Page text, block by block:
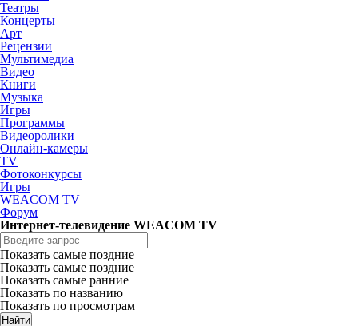
Театры
Концерты
Арт
Рецензии
Мультимедиа
Видео
Книги
Музыка
Игры
Программы
Видеоролики
Онлайн-камеры
TV
Фотоконкурсы
Игры
WEACOM TV
Форум
Интернет-телевидение WEACOM TV
Показать самые поздние
Показать самые поздние
Показать самые ранние
Показать по названию
Показать по просмотрам